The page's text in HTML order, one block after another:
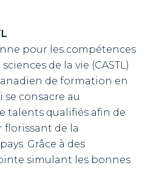
pour les compétences
de la vie (CASTL)
de formation en
consacre au
talents qualifiés afin de
florissant de la
Grâce à des
simulant les bonnes